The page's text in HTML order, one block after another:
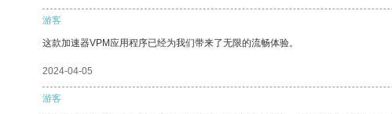
游客
这款加速器VPM应用程序已经为我们带来了无限的流畅体验。
2024-04-05
游客